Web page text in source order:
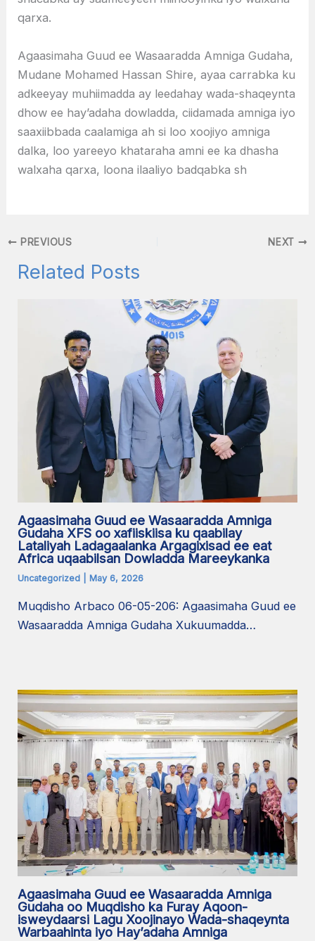
qarxa.
Agaasimaha Guud ee Wasaaradda Amniga Gudaha,
Mudane Mohamed Hassan Shire, ayaa carrabka ku
adkeeyay muhiimadda ay leedahay wada-shaqeynta
dhow ee hay’adaha dowladda, ciidamada amniga iyo
saaxiibbada caalamiga ah si loo xoojiyo amniga
dalka, loo yareeyo khataraha amni ee ka dhasha
walxaha qarxa, loona ilaaliyo badqabka sh
PREVIOUS NEXT
Related Posts
Agaasimaha Guud ee Wasaaradda Amniga
Gudaha XFS oo xafiiskiisa ku qaabilay
Lataliyah Ladagaalanka Argagixisad ee eat
Africa uqaabilsan Dowladda Mareeykanka
Uncategorized May 6, 2026
Muqdisho Arbaco 06-05-206: Agaasimaha Guud ee
Wasaaradda Amniga Gudaha Xukuumadda…
Agaasimaha Guud ee Wasaaradda Amniga
Gudaha oo Muqdisho ka Furay Aqoon-
isweydaarsi Lagu Xoojinayo Wada-shaqeynta
Warbaahinta iyo Hay’adaha Amniga